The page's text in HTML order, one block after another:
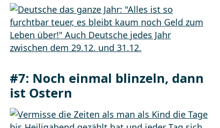
#7: Noch einmal blinzeln, dann
ist Ostern